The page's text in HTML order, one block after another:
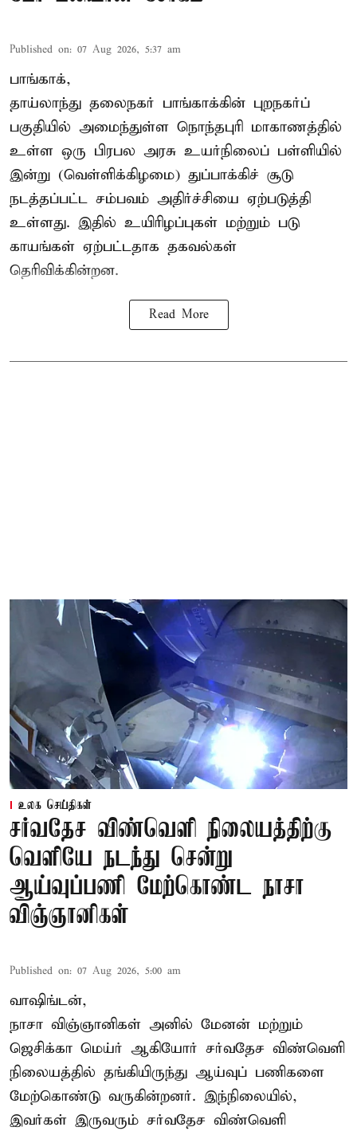
Published on: 07 Aug 2026, 5:37 am
பாங்காக்,
தாய்லாந்து தலைநகர் பாங்காக்கின் புறநகர்ப்
பகுதியில் அமைந்துள்ள நொந்தபுரி மாகாணத்தில்
உள்ள ஒரு பிரபல அரசு உயர்நிலைப் பள்ளியில்
இன்று (வெள்ளிக்கிழமை) துப்பாக்கிச் சூடு
நடத்தப்பட்ட சம்பவம் அதிர்ச்சியை ஏற்படுத்தி
உள்ளது. இதில் உயிரிழப்புகள் மற்றும் படு
காயங்கள் ஏற்பட்டதாக தகவல்கள்
தெரிவிக்கின்றன.
Read More
உலக செய்திகள்
சர்வதேச விண்வெளி நிலையத்திற்கு
வெளியே நடந்து சென்று
ஆய்வுப்பணி மேற்கொண்ட நாசா
விஞ்ஞானிகள்
Published on: 07 Aug 2026, 5:00 am
வாஷிங்டன்,
நாசா விஞ்ஞானிகள் அனில் மேனன் மற்றும்
ஜெசிக்கா மெய்ர் ஆகியோர் சர்வதேச விண்வெளி
நிலையத்தில் தங்கியிருந்து ஆய்வுப் பணிகளை
மேற்கொண்டு வருகின்றனர். இந்நிலையில்,
இவர்கள் இருவரும் சர்வதேச விண்வெளி